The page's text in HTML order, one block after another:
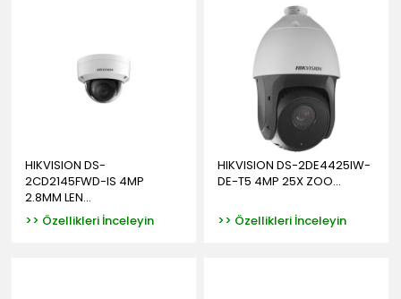
HIKVISION DS-
2CD2145FWD-IS 4MP
2.8MM LEN...
>> Özellikleri İnceleyin
HIKVISION DS-2DE4425IW-
DE-T5 4MP 25X ZOO...
>> Özellikleri İnceleyin